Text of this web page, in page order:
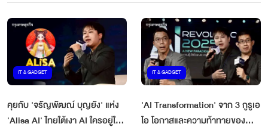
IT & GADGET
คุยกับ 'จรัญพัฒณ์ บุญยัง' แห่ง
'Alisa AI' ไทยใต้เงา AI ใครอยู่ใคร
IT & GADGET
'AI Transformation' จาก 3 กูรูเอ
ไอ โอกาสและความท้าทายของ